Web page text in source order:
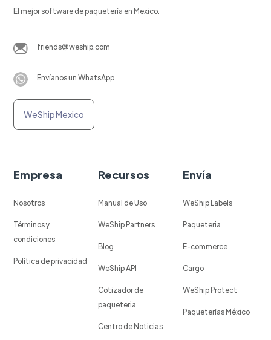
El mejor software de paquetería en Mexico.
friends@weship.com
Envíanos un WhatsApp
WeShip Mexico
Empresa
Nosotros
Términos y
condiciones
Política de privacidad
Recursos
Manual de Uso
WeShip Partners
Blog
WeShip API
Cotizador de
paqueteria
Centro de Noticias
Envía
WeShip Labels
Paqueteria
E-commerce
Cargo
WeShip Protect
Paqueterías México